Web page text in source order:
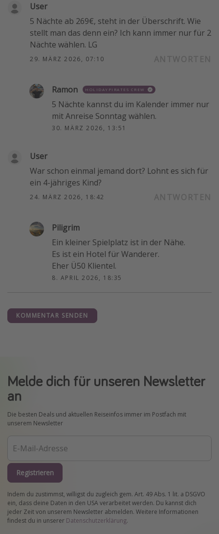
User
5 Nächte ab 269€, steht in der Überschrift. Wie
stellt man das denn ein? Ich kann immer nur für 2
Nächte wählen. LG
29. MÄRZ 2026, 07:10
Ramon HOLIDAYPIRATES CREW
5 Nächte kannst du im Kalender immer nur
mit Anreise Sonntag wählen.
30. MÄRZ 2026, 13:51
User
War schon einmal jemand dort? Lohnt es sich für
ein 4-jähriges Kind?
24. MÄRZ 2026, 18:42
Piligrim
Ein kleiner Spielplatz ist in der Nähe.
Es ist ein Hotel für Wanderer.
Eher Ü50 Klientel.
8. APRIL 2026, 18:35
KOMMENTAR SENDEN
Melde dich für unseren Newsletter
an
Die besten Deals und aktuellen Reiseinfos immer im Postfach mit
unserem Newsletter
Registrieren
Indem du zustimmst, willigst du zugleich gem. Art. 49 Abs. 1 lit. a DSGVO
ein, dass deine Daten in den USA verarbeitet werden. Du kannst dich
jeder Zeit von unserem Newsletter abmelden. Weitere Informationen
findest du in unserer Datenschutzerklärung.